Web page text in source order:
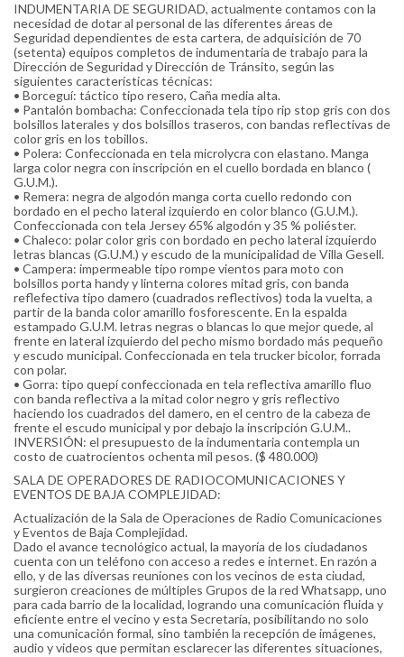
INDUMENTARIA DE SEGURIDAD, actualmente contamos con la
necesidad de dotar al personal de las diferentes áreas de
Seguridad dependientes de esta cartera, de adquisición de 70
(setenta) equipos completos de indumentaria de trabajo para la
Dirección de Seguridad y Dirección de Tránsito, según las
siguientes características técnicas:
• Borceguí: táctico tipo resero, Caña media alta.
• Pantalón bombacha: Confeccionada tela tipo rip stop gris con dos
bolsillos laterales y dos bolsillos traseros, con bandas reflectivas de
color gris en los tobillos.
• Polera: Confeccionada en tela microlycra con elastano. Manga
larga color negra con inscripción en el cuello bordada en blanco (
G.U.M.).
• Remera: negra de algodón manga corta cuello redondo con
bordado en el pecho lateral izquierdo en color blanco (G.U.M.).
Confeccionada con tela Jersey 65% algodón y 35 % poliéster.
• Chaleco: polar color gris con bordado en pecho lateral izquierdo
letras blancas (G.U.M.) y escudo de la municipalidad de Villa Gesell.
• Campera: impermeable tipo rompe vientos para moto con
bolsillos porta handy y linterna colores mitad gris, con banda
reflefectiva tipo damero (cuadrados reflectivos) toda la vuelta, a
partir de la banda color amarillo fosforescente. En la espalda
estampado G.U.M. letras negras o blancas lo que mejor quede, al
frente en lateral izquierdo del pecho mismo bordado más pequeño
y escudo municipal. Confeccionada en tela trucker bicolor, forrada
con polar.
• Gorra: tipo quepí confeccionada en tela reflectiva amarillo fluo
con banda reflectiva a la mitad color negro y gris reflectivo
haciendo los cuadrados del damero, en el centro de la cabeza de
frente el escudo municipal y por debajo la inscripción G.U.M..
INVERSIÓN: el presupuesto de la indumentaria contempla un
costo de cuatrocientos ochenta mil pesos. ($ 480.000)
SALA DE OPERADORES DE RADIOCOMUNICACIONES Y
EVENTOS DE BAJA COMPLEJIDAD:
Actualización de la Sala de Operaciones de Radio Comunicaciones
y Eventos de Baja Complejidad.
Dado el avance tecnológico actual, la mayoría de los ciudadanos
cuenta con un teléfono con acceso a redes e internet. En razón a
ello, y de las diversas reuniones con los vecinos de esta ciudad,
surgieron creaciones de múltiples Grupos de la red Whatsapp, uno
para cada barrio de la localidad, logrando una comunicación fluida y
eficiente entre el vecino y esta Secretaría, posibilitando no solo
una comunicación formal, sino también la recepción de imágenes,
audio y videos que permitan esclarecer las diferentes situaciones,